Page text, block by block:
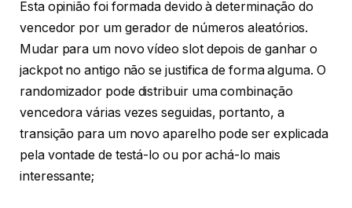
Esta opinião foi formada devido à determinação do
vencedor por um gerador de números aleatórios.
Mudar para um novo vídeo slot depois de ganhar o
jackpot no antigo não se justifica de forma alguma. O
randomizador pode distribuir uma combinação
vencedora várias vezes seguidas, portanto, a
transição para um novo aparelho pode ser explicada
pela vontade de testá-lo ou por achá-lo mais
interessante;